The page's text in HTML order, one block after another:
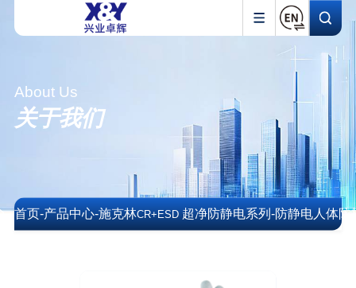
About Us
关于我们
首页-产品中心-施克林CR+ESD超净防静电系列-防静电人体防